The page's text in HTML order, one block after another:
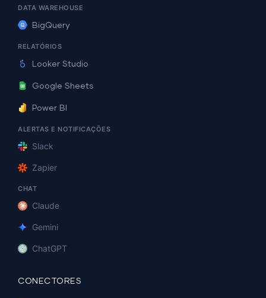
DATA WAREHOUSE
BigQuery
RELATÓRIOS
Looker Studio
Google Sheets
Power BI
ALERTAS E NOTIFICAÇÕES
Slack
Zapier
CHAT
Claude
Gemini
ChatGPT
CONECTORES